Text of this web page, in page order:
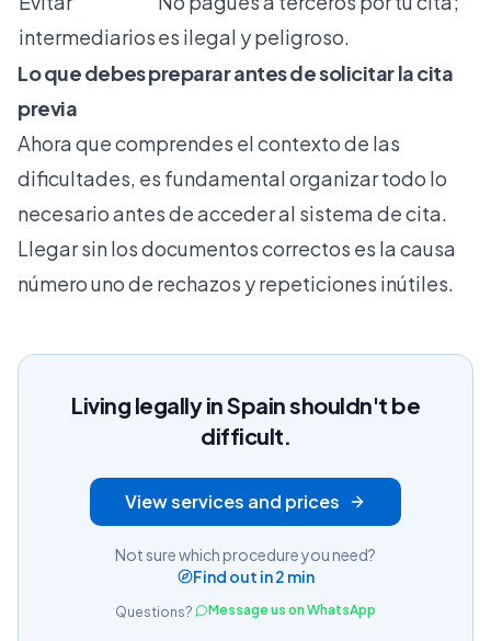
intermediarioses ilegal y peligroso.
Lo que debes preparar antes de solicitar la cita
previa
Ahora que comprendes el contexto de las
dificultades, es fundamental organizar todo lo
necesario antes de acceder al sistema de cita.
Llegar sin los documentos correctos es la causa
número uno de rechazos y repeticiones inútiles.
Living legally in Spain shouldn't be
difficult.
View services and prices
Not sure which procedure you need?
Find out in 2 min
Questions? Message us on WhatsApp